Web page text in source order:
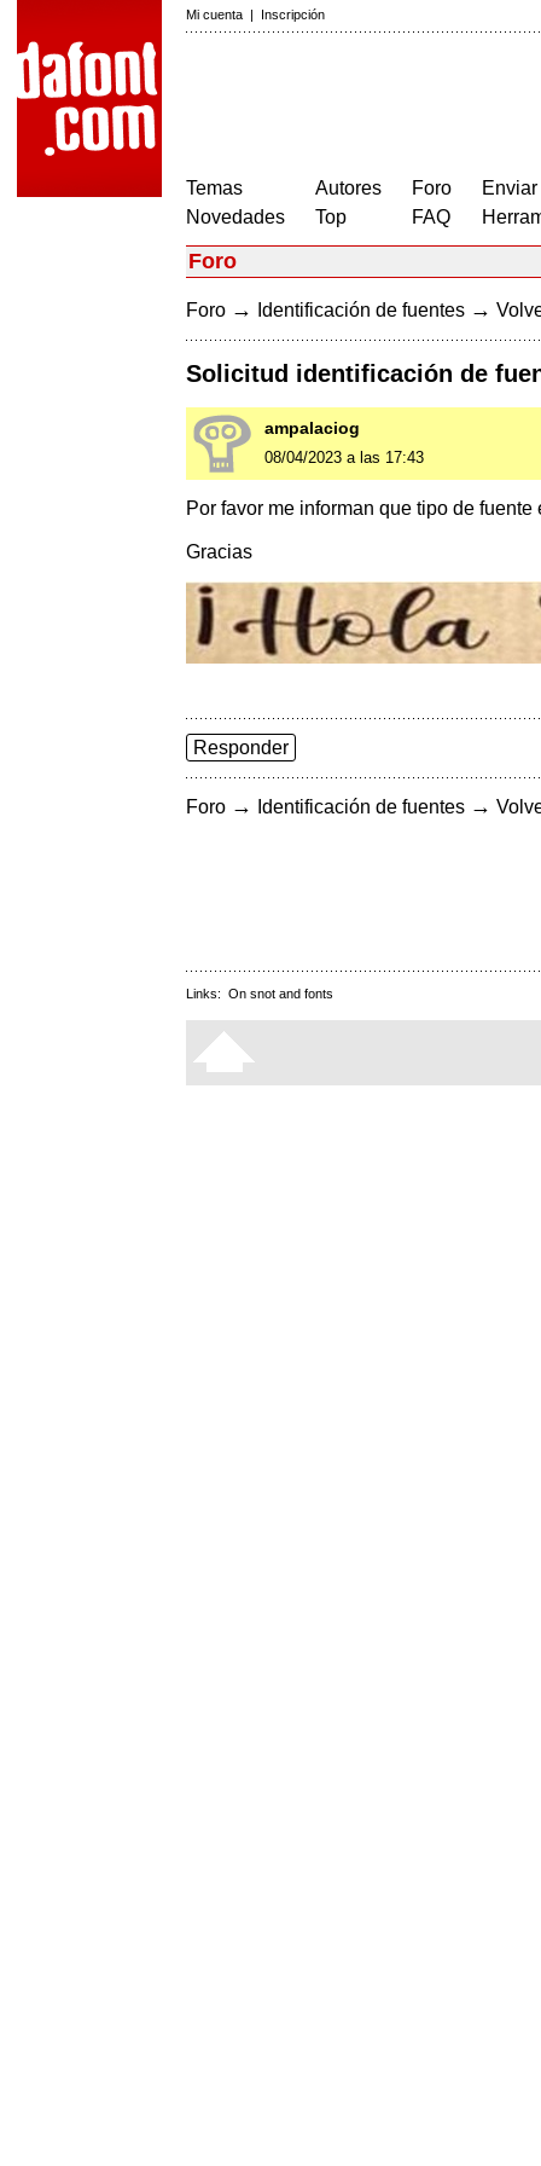
Mi cuenta | Inscripción
Temas
Novedades
Autores
Top
Foro
FAQ
Foro
Foro → Identificación de fuentes →
Solicitud identificación de
ampalaciog
08/04/2023 a las 17:43
Por favor me informan que tipo de
Gracias
Responder
Foro → Identificación de fuentes →
Links: On snot and fonts